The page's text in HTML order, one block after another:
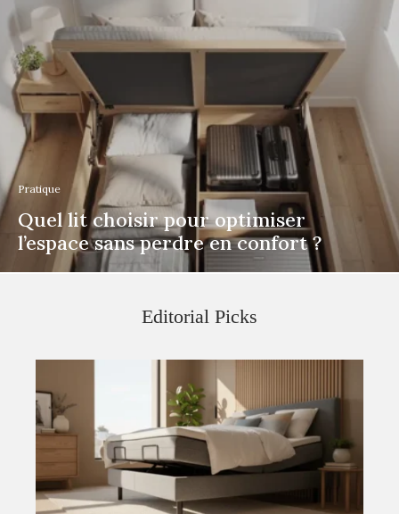
Pratique
Quel lit choisir pour optimiser
l’espace sans perdre en confort ?
Editorial Picks